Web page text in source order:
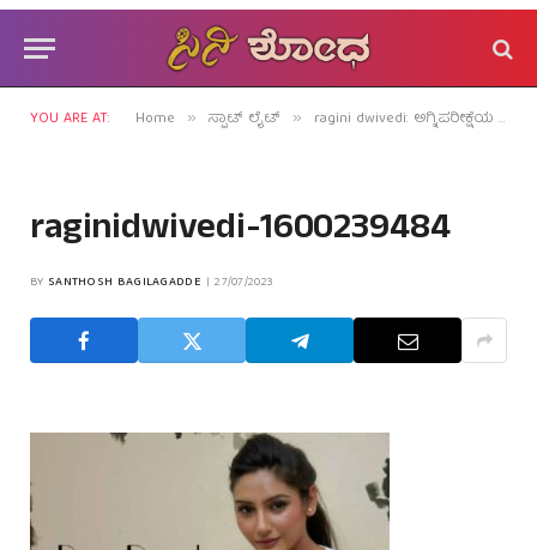
YOU ARE AT: Home » ಸ್ಪಾಟ್ ಲೈಟ್ » ragini dwivedi: ಅಗ್ನಿಪರೀಕ್ಷೆಯ ಬಳಿಕ ರಾಗಿಣಿಗೀಗ ಗೆಲುವೊಂದರ ಧ್ಯಾನ!
raginidwivedi-1600239484
BY SANTHOSH BAGILAGADDE 27/07/2023